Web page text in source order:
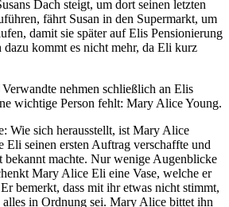
Dach steigt, um dort seinen letzten
fährt Susan in den Supermarkt, um
damit sie später auf Elis Pensionierung
dazu kommt es nicht mehr, da Eli kurz
nehmen schließlich an Elis
wichtige Person fehlt: Mary Alice Young.
Wie sich herausstellt, ist Mary Alice
Eli seinen ersten Auftrag verschaffte und
bekannt machte. Nur wenige Augenblicke
Mary Alice Eli eine Vase, welche er
bemerkt, dass mit ihr etwas nicht stimmt,
alles in Ordnung sei. Mary Alice bittet ihn